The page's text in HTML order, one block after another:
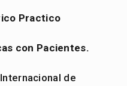
Practico
con Pacientes.
de